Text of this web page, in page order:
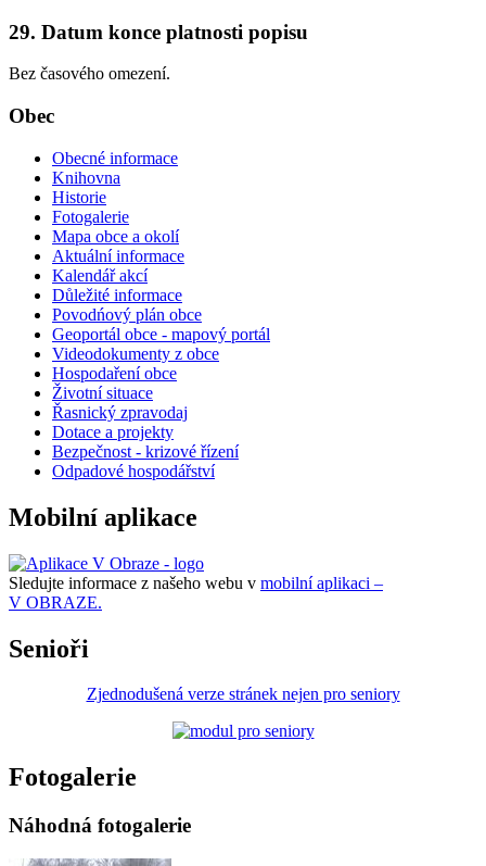
29. Datum konce platnosti popisu
Bez časového omezení.
Obec
Obecné informace
Knihovna
Historie
Fotogalerie
Mapa obce a okolí
Aktuální informace
Kalendář akcí
Důležité informace
Povodńový plán obce
Geoportál obce - mapový portál
Videodokumenty z obce
Hospodaření obce
Životní situace
Řasnický zpravodaj
Dotace a projekty
Bezpečnost - krizové řízení
Odpadové hospodářství
Mobilní aplikace
Sledujte informace z našeho webu v mobilní aplikaci –
V OBRAZE.
Senioři
Zjednodušená verze stránek nejen pro seniory
Fotogalerie
Náhodná fotogalerie